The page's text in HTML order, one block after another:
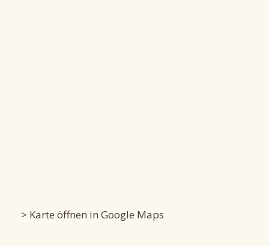
> Karte öffnen in Google Maps